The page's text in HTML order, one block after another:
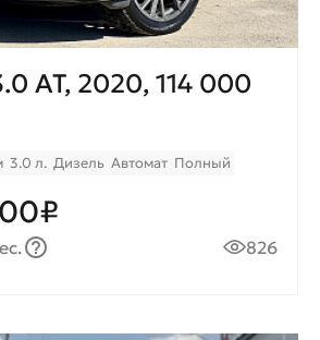
AT, 2020, 114 000
3.0 л. Дизель Автомат Полный
826